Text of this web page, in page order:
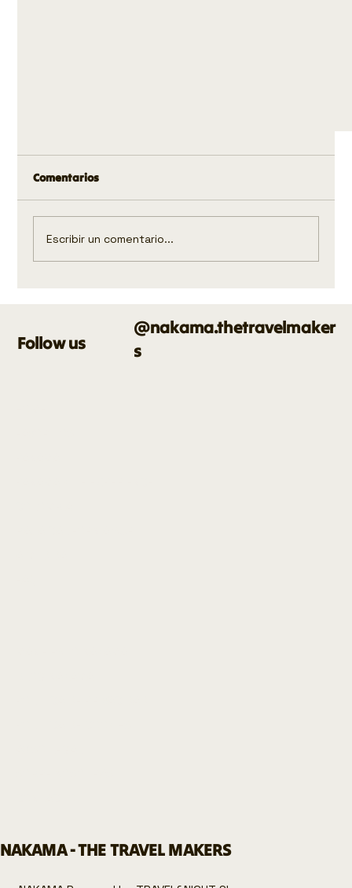
Casa Kolacho en Medellín: viajar en grupo a
Comentarios
Escribir un comentario...
Follow us
@nakama.thetravelmaker
s
NAKAMA - THE TRAVEL MAKERS